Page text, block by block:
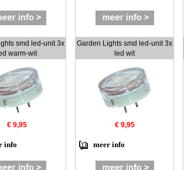
smd led-unit 3x
warm-wit
€ 9,95
info
Garden Lights smd led-unit 3x
led wit
€ 9,95
meer info